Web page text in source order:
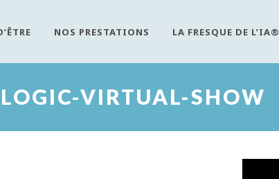
NOS PRESTATIONS LA FRESQUE DE L’IA®
VIRTUAL-SHOW